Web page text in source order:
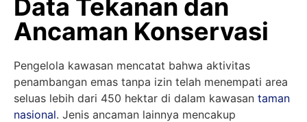
Data Tekanan dan
Ancaman Konservasi
Pengelola kawasan mencatat bahwa aktivitas
penambangan emas tanpa izin telah menempati area
seluas lebih dari 450 hektar di dalam kawasan taman
nasional. Jenis ancaman lainnya mencakup